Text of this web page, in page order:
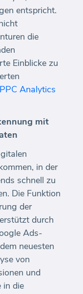
entspricht.
die
Einblicke zu
Analytics
mit
in der
schnell zu
Die Funktion
der
durch
Ads-
neuesten
von
und
in die